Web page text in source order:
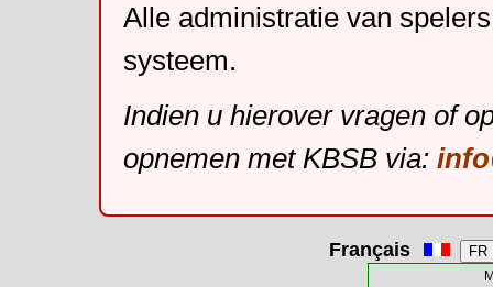
Alle administratie van
systeem.
Indien u hierover vragen of
opnemen met KBSB via:
Français